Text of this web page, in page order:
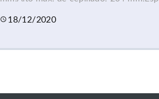
18/12/2020